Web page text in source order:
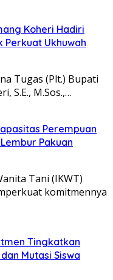
Koheri Hadiri
Perkuat Ukhuwah
Tugas (Plt.) Bupati
S.E., M.Sos.,…
Perempuan
Pakuan
Tani (IKWT)
komitmennya
Tingkatkan
Mutasi Siswa